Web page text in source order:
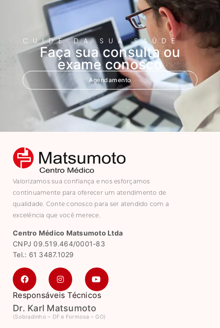
CUIDE DA SUA SAÚDE
Faça sua consulta ou
exame conosco
Agendamento
Valorizamos sua confiança e nos esforçamos
continuamente para oferecer um atendimento de
qualidade. Conte conosco para ser atendido com a
excelência que você merece.
Centro Médico Matsumoto Ltda
CNPJ 09.519.464/0001-83
Tel.: 61 3487.1029
Responsáveis Técnicos
Dr. Karl Matsumoto
(Sobradinho – DF e Formosa – GO)